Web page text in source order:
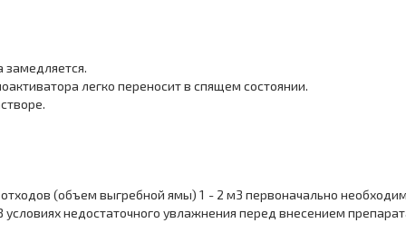
легко переносит в спящем состоянии.
(объем выгребной ямы) 1 - 2 м3 первоначально
недостаточного увлажнения перед внесением